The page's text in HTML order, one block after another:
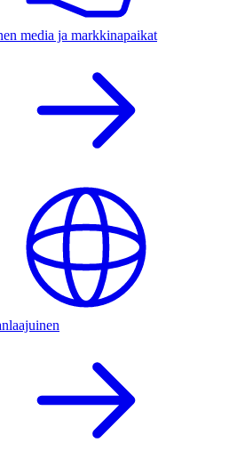
media ja markkinapaikat